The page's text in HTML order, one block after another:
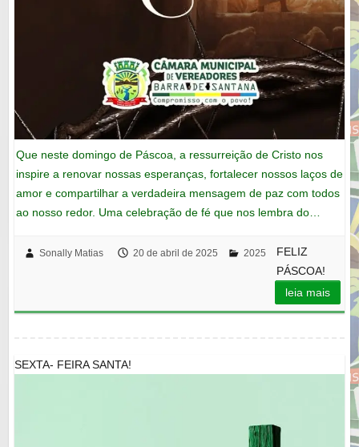
Que neste domingo de Páscoa, a ressurreição de Cristo nos
inspire a renovar nossas esperanças, fortalecer nossos laços de
amor e compartilhar a verdadeira mensagem de paz com todos
ao nosso redor. Uma celebração de fé que nos lembra do…
Sonally Matias 20 de abril de 2025 2025
FELIZ
PÁSCOA!
leia mais
SEXTA- FEIRA SANTA!